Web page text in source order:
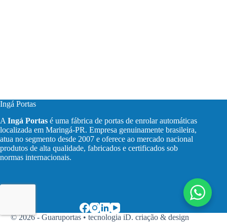
Ingá Portas
A Ingá Portas é uma fábrica de portas de enrolar automáticas
localizada em Maringá-PR. Empresa genuinamente brasileira,
atua no segmento desde 2007 e oferece ao mercado nacional
produtos de alta qualidade, fabricados e certificados sob
normas internacionais.
© 2026 - Guaruportas •tecnologia iD. criação & design